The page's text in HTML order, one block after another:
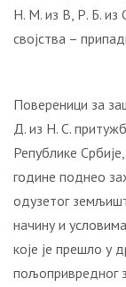
Н. М. из В, Р. Б. из
својства –
Повереници за
Д. из Н. С.
Републике
године поднео
одузетог
начину и
које је прешло у
пољопривредног